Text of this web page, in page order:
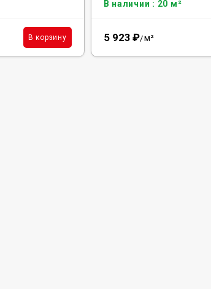
В корзину
В наличии : 20 м²
5 923 ₽/м²